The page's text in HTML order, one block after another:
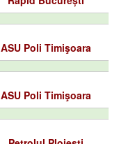
ASU Poli Timişoara
ASU Poli Timişoara